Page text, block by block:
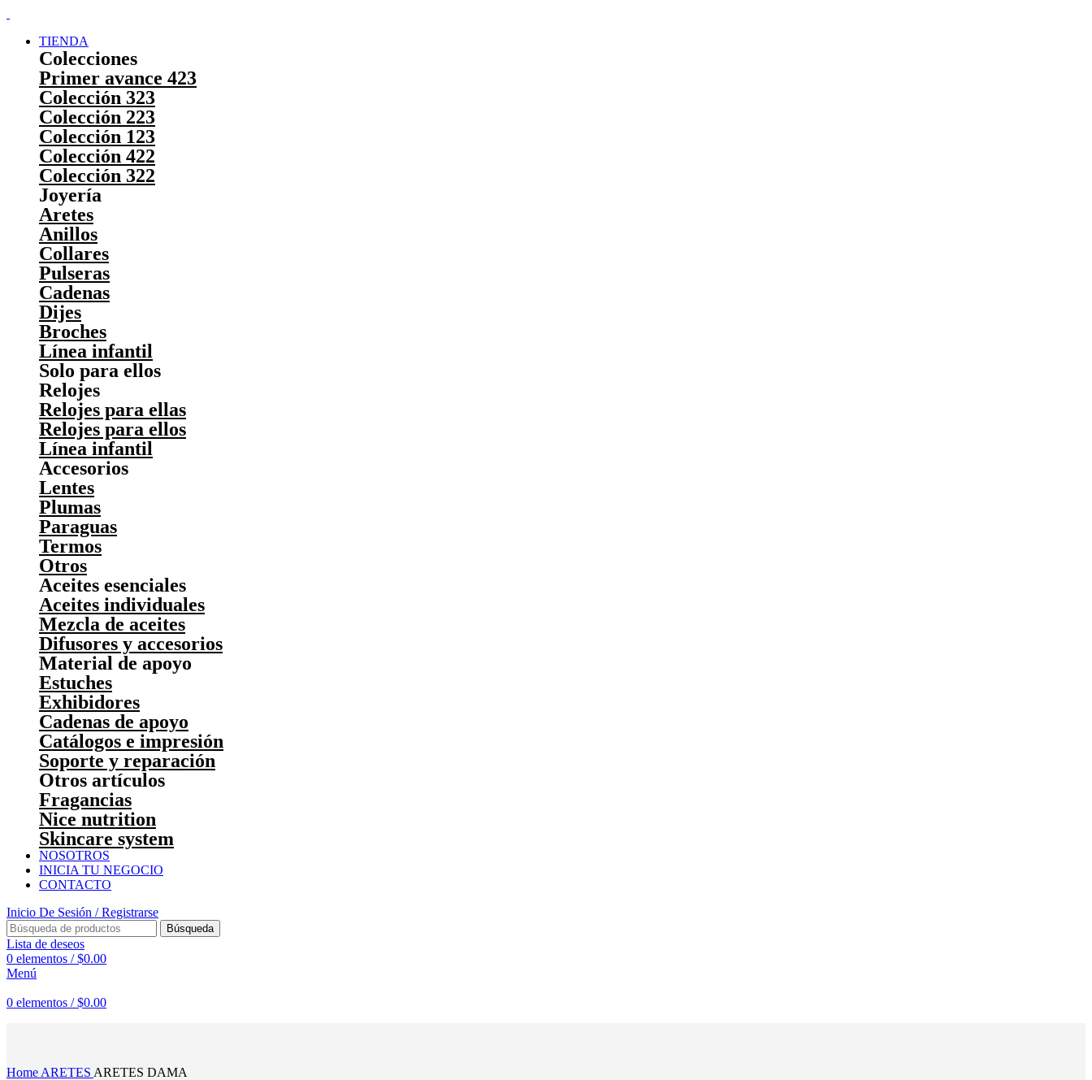
TIENDA
Colecciones
Primer avance 423
Colección 323
Colección 223
Colección 123
Colección 422
Colección 322
Joyería
Aretes
Anillos
Collares
Pulseras
Cadenas
Dijes
Broches
Línea infantil
Solo para ellos
Relojes
Relojes para ellas
Relojes para ellos
Línea infantil
Accesorios
Lentes
Plumas
Paraguas
Termos
Otros
Aceites esenciales
Aceites individuales
Mezcla de aceites
Difusores y accesorios
Material de apoyo
Estuches
Exhibidores
Cadenas de apoyo
Catálogos e impresión
Soporte y reparación
Otros artículos
Fragancias
Nice nutrition
Skincare system
NOSOTROS
INICIA TU NEGOCIO
CONTACTO
Inicio De Sesión / Registrarse
Búsqueda
Lista de deseos
0 elementos / $0.00
Menú
0 elementos / $0.00
Home ARETES ARETES DAMA